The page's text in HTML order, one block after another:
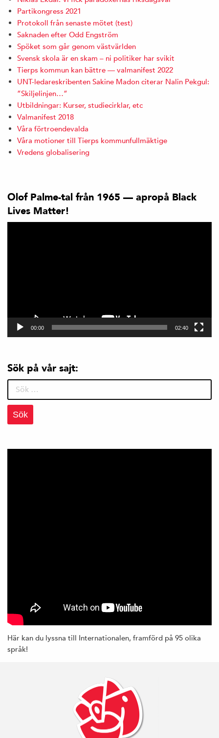
Partikongress 2021
Protokoll från senaste mötet (test)
Saknaden efter Odd Engström
Spöket som går genom västvärlden
Svensk skola är en skam – ni politiker har svikit
Tierps kommun kan bättre — valmanifest 2022
UNT-ledareskribenten Sakine Madon citerar Nalin Pekgul:
”Skiljelinjen…”
Utbildningar: Kurser, studiecirklar, etc
Valmanifest 2018
Våra förtroendevalda
Våra motioner till Tierps kommunfullmäktige
Vredens globalisering
Olof Palme-tal från 1965 — apropå Black
Lives Matter!
00:00 02:40
Sök på vår sajt:
Sök
efter:
Här kan du lyssna till Internationalen, framförd på 95 olika
språk!